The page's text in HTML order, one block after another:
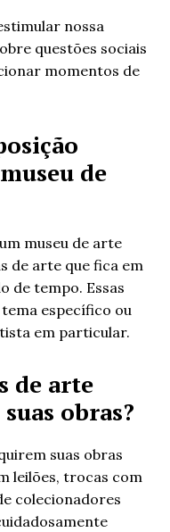
nossa
questões sociais
momentos de
de
museu de arte
de arte que fica em
de tempo. Essas
específico ou
em particular.
de arte
obras?
suas obras
leilões, trocas com
colecionadores